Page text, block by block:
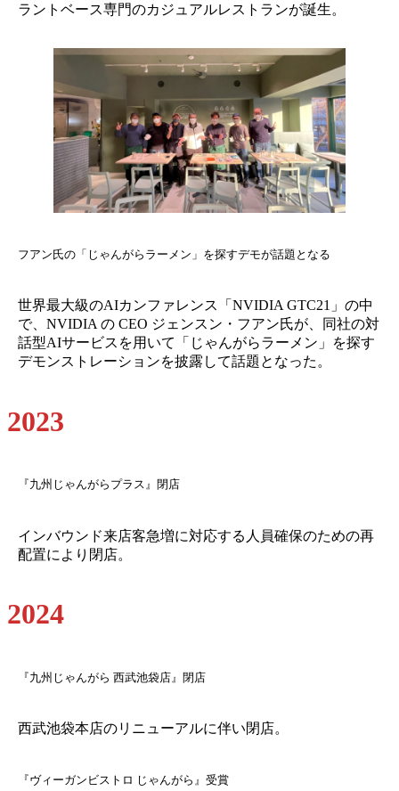
ラントベース専門のカジュアルレストランが誕生。
フアン氏の「じゃんがらラーメン」を探すデモが話題となる
世界最大級のAIカンファレンス「NVIDIA GTC21」の中
で、NVIDIA の CEO ジェンスン・フアン氏が、同社の対
話型AIサービスを用いて「じゃんがらラーメン」を探す
デモンストレーションを披露して話題となった。
2023
『九州じゃんがらプラス』閉店
インバウンド来店客急増に対応する人員確保のための再
配置により閉店。
2024
『九州じゃんがら 西武池袋店』閉店
西武池袋本店のリニューアルに伴い閉店。
『ヴィーガンビストロ じゃんがら』受賞